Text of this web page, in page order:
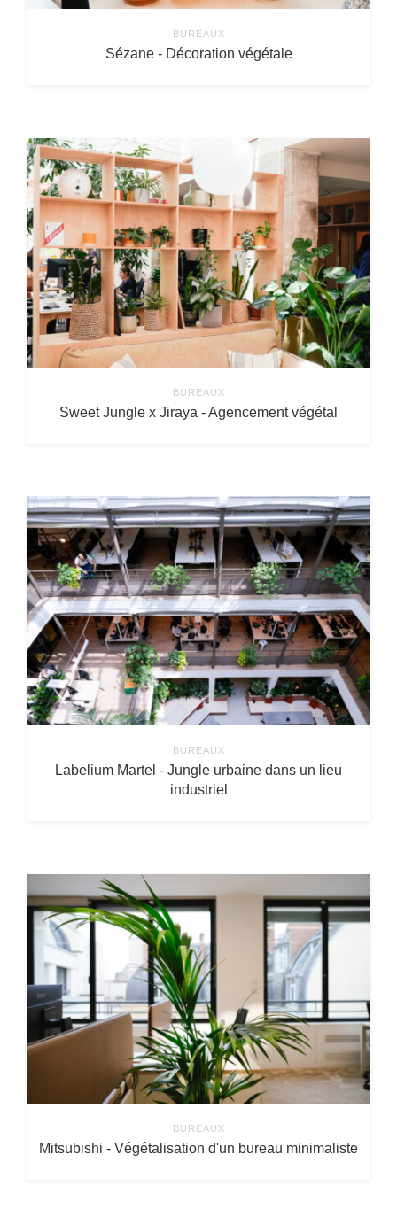
BUREAUX
Sézane - Décoration végétale
BUREAUX
Sweet Jungle x Jiraya - Agencement végétal
BUREAUX
Labelium Martel - Jungle urbaine dans un lieu
industriel
BUREAUX
Mitsubishi - Végétalisation d'un bureau minimaliste